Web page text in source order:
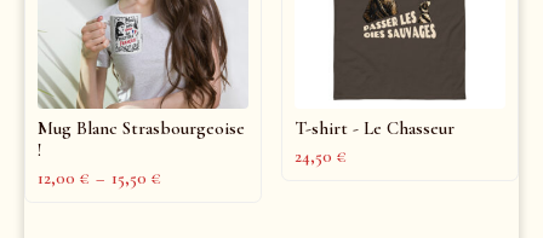
Mug Blanc Strasbourgeoise
!
12,00 € – 15,50 €
T-shirt - Le Chasseur
24,50 €